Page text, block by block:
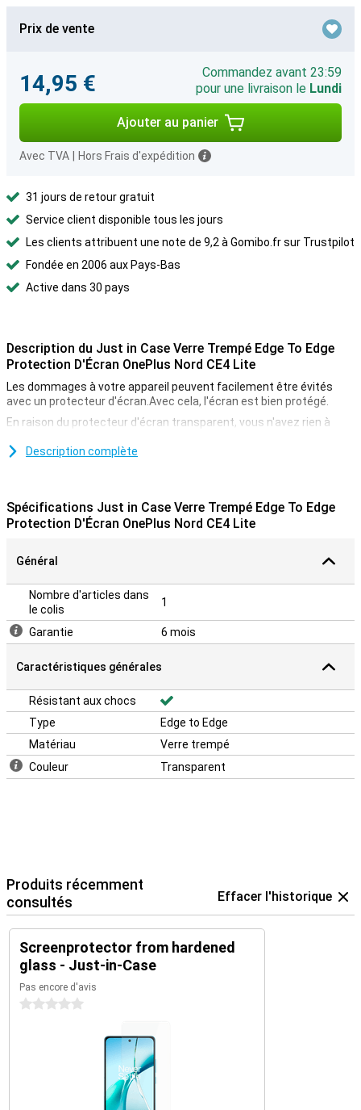
Prix de vente
14,95 €
Commandez avant 23:59
pour une livraison le Lundi
Ajouter au panier
Avec TVA Hors Frais d'expédition
31 jours de retour gratuit
Service client disponible tous les jours
Les clients attribuent une note de 9,2 à Gomibo.fr sur Trustpilot
Fondée en 2006 aux Pays-Bas
Active dans 30 pays
Description du Just in Case Verre Trempé Edge To Edge
Protection D'Écran OnePlus Nord CE4 Lite
Les dommages à votre appareil peuvent facilement être évités
avec un protecteur d'écran.Avec cela, l'écran est bien protégé.
En raison du protecteur d'écran transparent, vous n'avez rien à
vous cliquez dessus.
Si vous choisissez un protecteur d'écran de bord à bord, vous
prenez immédiatement tous les bords de l'appareil.Contrairement
Description complète
Spécifications Just in Case Verre Trempé Edge To Edge
Protection D'Écran OnePlus Nord CE4 Lite
Général
Nombre d'articles dans
le colis
1
Garantie 6 mois
Caractéristiques générales
Résistant aux chocs
Type
Edge to Edge
Matériau
Verre trempé
Couleur
Transparent
Produits récemment
consultés
Effacer l'historique
Screenprotector from hardened
glass - Just-in-Case
Pas encore d'avis
0 étoiles